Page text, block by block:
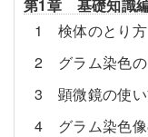
第1章 基礎知識
1 検体のとり方
2 グラム染色の
3 顕微鏡の使
4 グラム染⾊